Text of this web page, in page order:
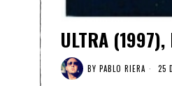
ULTRA (1997),
BY PABLO RIERA 25